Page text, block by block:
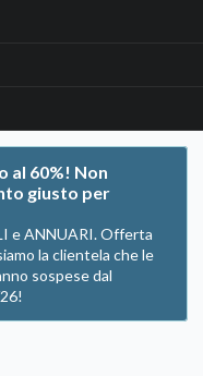
al 60%! Non
giusto per
e ANNUARI. Offerta
la clientela che le
sospese dal